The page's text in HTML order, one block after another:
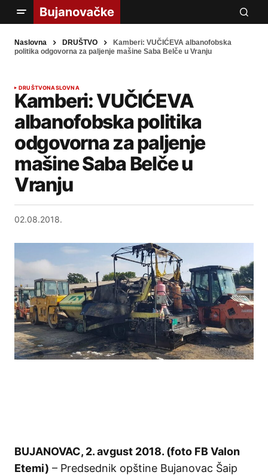
Naslovna DRUŠTVO
Kamberi: VUČIĆEVA albanofobska
politika odgovorna za paljenje mašine Saba Belče u Vranju
DRUŠTVONASLOVNA
Kamberi: VUČIĆEVA
albanofobska politika
odgovorna za paljenje
mašine Saba Belče u
Vranju
02.08.2018.
BUJANOVAC, 2. avgust 2018. (foto FB Valon
Etemi) – Predsednik opštine Bujanovac Šaip